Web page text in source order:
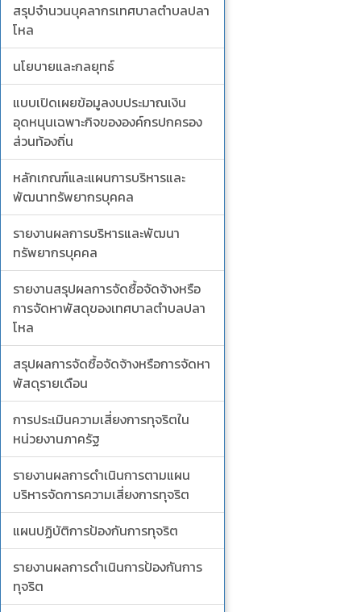
สรุปจำนวนบุคลากรเทศบาลตำบลปลา
โหล
นโยบายและกลยุทธ์
แบบเปิดเผยข้อมูลงบประมาณเงิน
อุดหนุนเฉพาะกิจขององค์กรปกครอง
ส่วนท้องถิ่น
หลักเกณฑ์และแผนการบริหารและ
พัฒนาทรัพยากรบุคคล
รายงานผลการบริหารและพัฒนา
ทรัพยากรบุคคล
รายงานสรุปผลการจัดซื้อจัดจ้างหรือ
การจัดหาพัสดุของเทศบาลตำบลปลา
โหล
สรุปผลการจัดซื้อจัดจ้างหรือการจัดหา
พัสดุรายเดือน
การประเมินความเสี่ยงการทุจริตใน
หน่วยงานภาครัฐ
รายงานผลการดำเนินการตามแผน
บริหารจัดการความเสี่ยงการทุจริต
แผนปฏิบัติการป้องกันการทุจริต
รายงานผลการดำเนินการป้องกันการ
ทุจริต